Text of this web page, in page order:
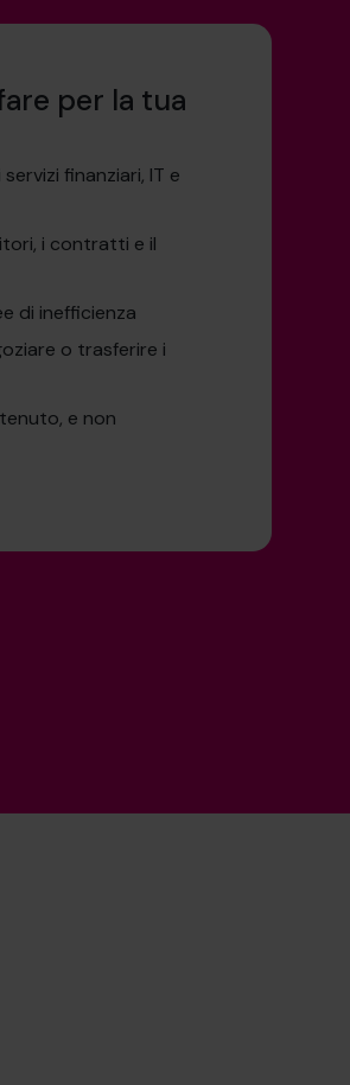
per la tua
finanziari, IT e
i contratti e il
di inefficienza
o trasferire i
e non